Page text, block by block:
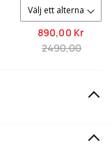
890,00 Kr
2490,00